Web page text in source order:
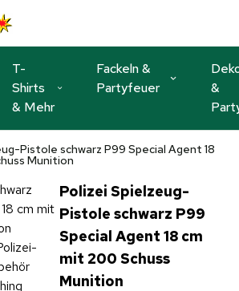
T-
Shirts
& Mehr
Fackeln &
Partyfeuer
&
Pistole schwarz P99 Special Agent 18
Munition
Polizei Spielzeug-
Pistole schwarz P99
Special Agent 18 cm
mit 200 Schuss
Munition